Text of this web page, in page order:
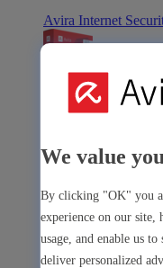
Avira Internet
Avira Internet
Avira Free Security
We value
By clicking "OK" you
experience on our site,
usage, and enable us
deliver personalized